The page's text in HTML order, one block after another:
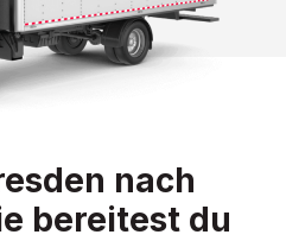
nach
bereitest du